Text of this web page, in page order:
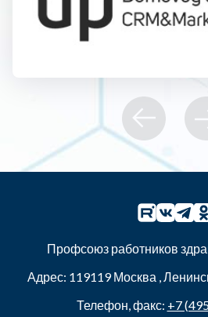
Профсоюз работников
Адрес: 119119Москва ,
Телефон, факс: +7